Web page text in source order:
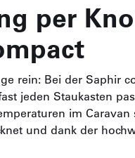
per
rein: Bei der Saphir
jeden Staukasten
im
und dank der